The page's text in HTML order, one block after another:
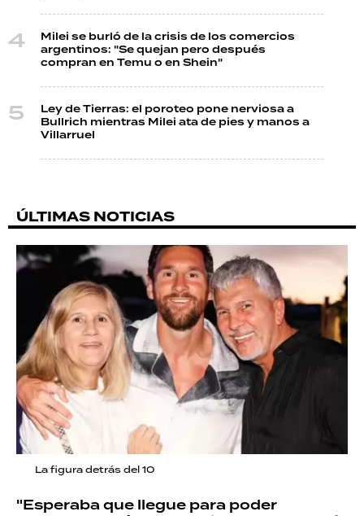
Milei se burló de la crisis de los comercios
argentinos: "Se quejan pero después
compran en Temu o en Shein"
Ley de Tierras: el poroteo pone nerviosa a
Bullrich mientras Milei ata de pies y manos a
Villarruel
ÚLTIMAS NOTICIAS
La figura detrás del 10
"Esperaba que llegue para poder